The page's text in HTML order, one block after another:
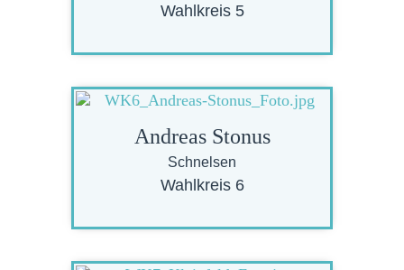
Wahlkreis 5
Andreas Stonus
Schnelsen
Wahlkreis 6